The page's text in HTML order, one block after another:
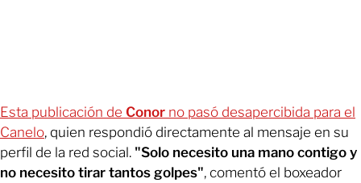
Esta publicación de Conor no pasó desapercibida para el
Canelo, quien respondió directamente al mensaje en su
perfil de la red social. "Solo necesito una mano contigo y
no necesito tirar tantos golpes", comentó el boxeador